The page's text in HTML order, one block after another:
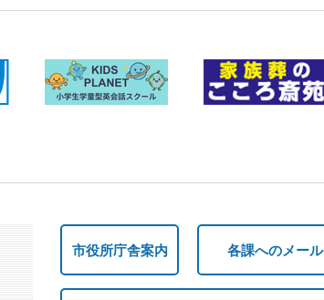
市役所庁舎案内 各課へのメール